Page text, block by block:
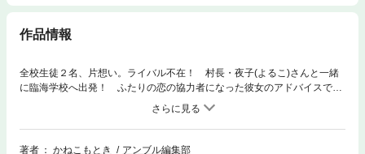
作品情報
全校生徒２名、片想い。ライバル不在！ 村長・夜子(よるこ)さんと一緒
に臨海学校へ出発！ ふたりの恋の協力者になった彼女のアドバイスで、
まくらちゃんとムーちゃんが急接近……！？ゆるふわほっこり、ふたりぼ
著者 かねこもとき
アンブル編集部